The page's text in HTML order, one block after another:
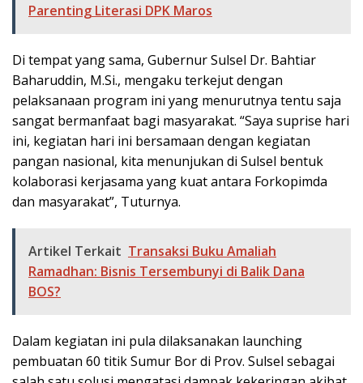
Parenting Literasi DPK Maros
Di tempat yang sama, Gubernur Sulsel Dr. Bahtiar
Baharuddin, M.Si., mengaku terkejut dengan
pelaksanaan program ini yang menurutnya tentu saja
sangat bermanfaat bagi masyarakat. “Saya suprise hari
ini, kegiatan hari ini bersamaan dengan kegiatan
pangan nasional, kita menunjukan di Sulsel bentuk
kolaborasi kerjasama yang kuat antara Forkopimda
dan masyarakat”, Tuturnya.
Artikel Terkait Transaksi Buku Amaliah
Ramadhan: Bisnis Tersembunyi di Balik Dana
BOS?
Dalam kegiatan ini pula dilaksanakan launching
pembuatan 60 titik Sumur Bor di Prov. Sulsel sebagai